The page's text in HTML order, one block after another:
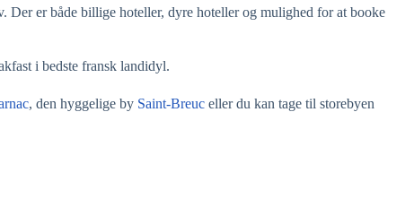
Der er både billige hoteller, dyre hoteller og mulighed for at booke
i bedste fransk landidyl.
, den hyggelige by Saint-Breuc eller du kan tage til storebyen